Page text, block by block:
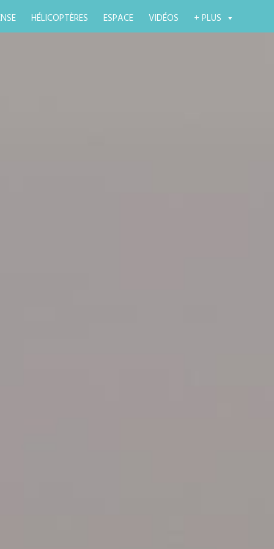
HÉLICOPTÈRES ESPACE VIDÉOS + PLUS